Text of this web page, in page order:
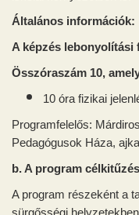
Általános információk:
A képzés lebonyolítási
Összóraszám 10,
10 óra fizikai
Programfelelős:
Pedagógusok Háza,
b. A program
A program részeként a
sürgősségi